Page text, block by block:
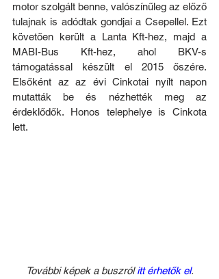
motor szolgált benne, valószínűleg az előző
tulajnak is adódtak gondjai a Csepellel. Ezt
követően került a Lanta Kft-hez, majd a
MABI-Bus Kft-hez, ahol BKV-s
támogatással készült el 2015 őszére.
Elsőként az az évi Cinkotai nyílt napon
mutatták be és nézhették meg az
érdeklődők. Honos telephelye is Cinkota
lett.
További képek a buszról itt érhetők el.